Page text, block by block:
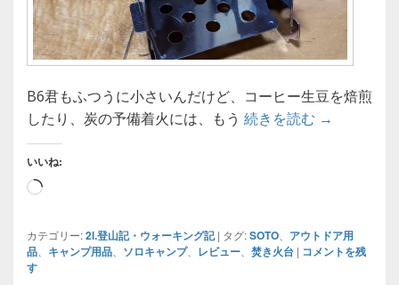
B6君もふつうに小さいんだけど、コーヒー生豆を焙煎
したり、炭の予備着火には、もう 続きを読む 【焚き火台
→
いいね:
読
込
み
カテゴリー:2l.登山記・ウォーキング記 | タグ:SOTO
アウトドア用
品
キャンプ用品 ソロキャンプ、 レビュー 焚き火台 | コメントを残
す